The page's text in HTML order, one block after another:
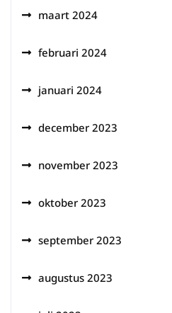
maart 2024
februari 2024
januari 2024
december 2023
november 2023
oktober 2023
september 2023
augustus 2023